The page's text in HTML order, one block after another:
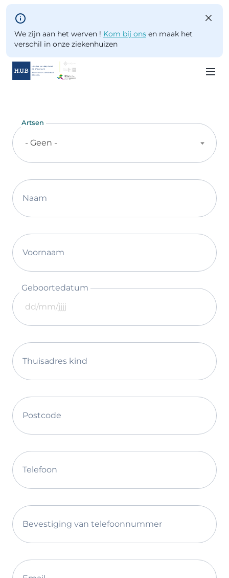
Skip to main content
We zijn aan het werven ! Kom bij ons en maak het
verschil in onze ziekenhuizen
content
Artsen
- Geen -
Naam
Voornaam
Geboortedatum
Thuisadres kind
Postcode
Telefoon
Bevestiging van telefoonnummer